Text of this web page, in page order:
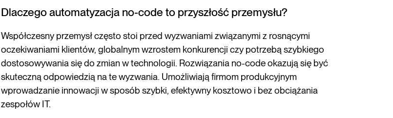
Dlaczego automatyzacja no-code to przyszłość przemysłu?
Współczesny przemysł często stoi przed wyzwaniami związanymi z rosnącymi
oczekiwaniami klientów, globalnym wzrostem konkurencji czy potrzebą szybkiego
dostosowywania się do zmian w technologii. Rozwiązania no-code okazują się być
skuteczną odpowiedzią na te wyzwania. Umożliwiają firmom produkcyjnym
wprowadzanie innowacji w sposób szybki, efektywny kosztowo i bez obciążania
zespołów IT.